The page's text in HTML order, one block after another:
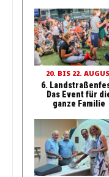
20. BIS 22.
6.
Das Event für
ganze Familie